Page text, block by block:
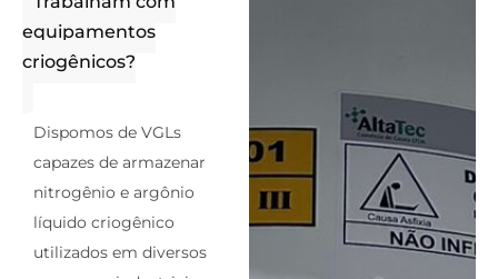
equipamentos
criogênicos?
Dispomos de VGLs
capazes de armazenar
nitrogênio e argônio
líquido criogênico
utilizados em diversos